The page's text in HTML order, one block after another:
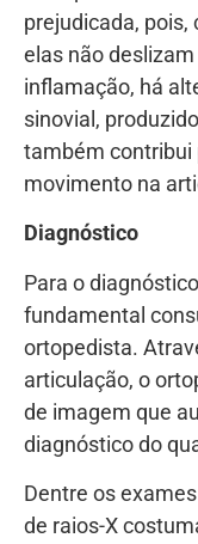
prejudicada,
elas não
inflamação, há
sinovial,
também contribui
movimento na
Diagnóstico
Para o
fundamental
ortopedista.
articulação, o
de imagem que
diagnóstico do
Dentre os
de raios-X